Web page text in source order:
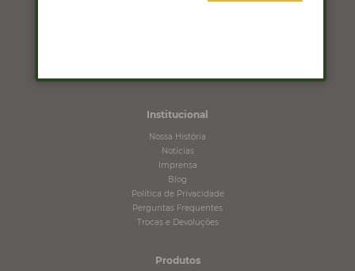
Institucional
Nossa História
Notícias
Imprensa
Blog
Política de Privacidade
Perguntas Frequentes
Trocas e Devoluções
Produtos